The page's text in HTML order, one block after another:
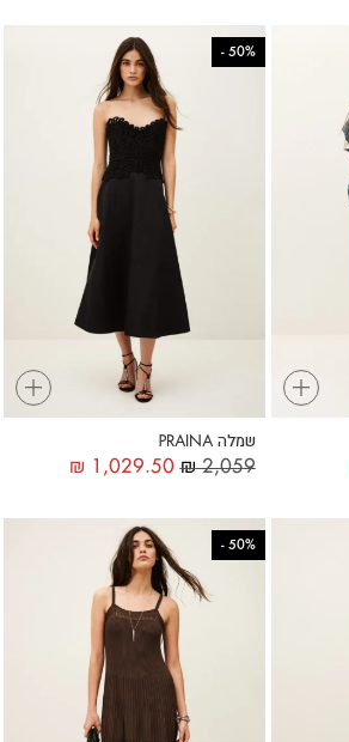
+
+
50%
-
שמלה PRAINA
₪2,059
₪ 1,029.50
50%
-